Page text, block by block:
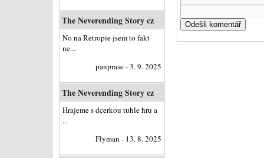
The Neverending Story cz
No na Retropie jsem to fakt
ne...
panprase - 3. 9. 2025
The Neverending Story cz
Hrajeme s dcerkou tuhle hru a
...
Flyman - 13. 8. 2025